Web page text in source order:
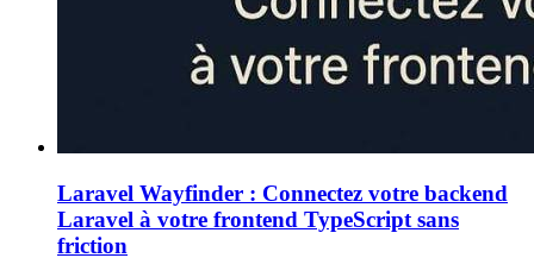
Laravel Wayfinder : Connectez votre backend
Laravel à votre frontend TypeScript sans
friction